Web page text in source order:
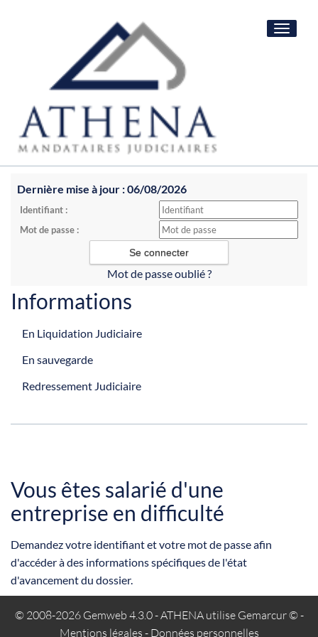
Toggle
Dernière mise à jour : 06/08/2026
Identifiant :
Mot de passe :
Mot de passe oublié ?
Informations
En Liquidation Judiciaire
En sauvegarde
Redressement Judiciaire
Vous êtes salarié d'une
entreprise en difficulté
Demandez votre identifiant et votre mot de passe afin
d'accéder à des informations spécifiques de l'état
d'avancement du dossier.
© 2008-2026 Gemweb 4.3.0- ATHENA utilise Gemarcur ©-
Mentions légales - Données personnelles